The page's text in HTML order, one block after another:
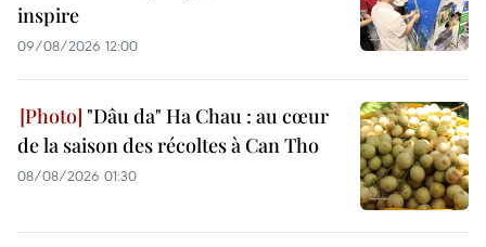
inspire
09/08/2026 12:00
"Dâu da" Ha Chau : au cœur
de la saison des récoltes à Can Tho
08/08/2026 01:30